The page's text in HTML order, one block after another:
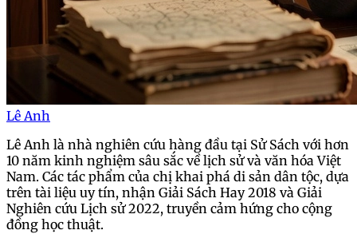
Lê Anh
Lê Anh là nhà nghiên cứu hàng đầu tại Sử Sách với hơn
10 năm kinh nghiệm sâu sắc về lịch sử và văn hóa Việt
Nam. Các tác phẩm của chị khai phá di sản dân tộc, dựa
trên tài liệu uy tín, nhận Giải Sách Hay 2018 và Giải
Nghiên cứu Lịch sử 2022, truyền cảm hứng cho cộng
đồng học thuật.